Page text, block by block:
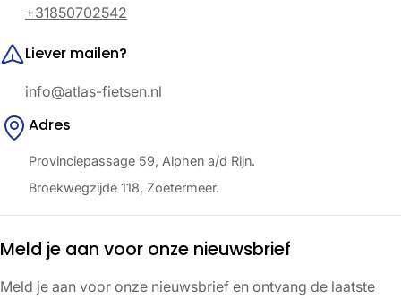
+31850702542
Liever mailen?
info@atlas-fietsen.nl
Adres
Provinciepassage 59, Alphen a/d Rijn.
Broekwegzijde 118, Zoetermeer.
Meld je aan voor onze nieuwsbrief
Meld je aan voor onze nieuwsbrief en ontvang de laatste